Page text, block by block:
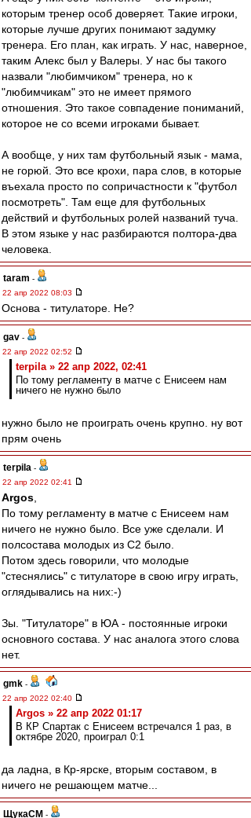
которым тренер особ доверяет. Такие игроки,
которые лучше других понимают задумку
тренера. Его план, как играть. У нас, наверное,
таким Алекс был у Валеры. У нас бы такого
назвали "любимчиком" тренера, но к
"любимчикам" это не имеет прямого
отношения. Это такое совпадение пониманий,
которое не со всеми игроками бывает.
А вообще, у них там футбольный язык - мама,
не горюй. Это все крохи, пара слов, в которые
въехала просто по сопричастности к "футбол
посмотреть". Там еще для футбольных
действий и футбольных ролей названий туча.
В этом языке у нас разбираются полтора-два
человека.
taram -
22 апр 2022 08:03
Основа - титулаторе. Не?
gav -
22 апр 2022 02:52
terpila » 22 апр 2022, 02:41
По тому регламенту в матче с Енисеем нам
ничего не нужно было
нужно было не проиграть очень крупно. ну вот
прям очень
terpila -
22 апр 2022 02:41
Argos
По тому регламенту в матче с Енисеем нам
ничего не нужно было. Все уже сделали. И
полсостава молодых из С2 было.
Потом здесь говорили, что молодые
"стеснялись" с титулаторе в свою игру играть,
оглядывались на них:-)
Зы. "Титулаторе" в ЮА - постоянные игроки
основного состава. У нас аналога этого слова
нет.
gmk -
22 апр 2022 02:40
Argos » 22 апр 2022 01:17
В КР Спартак с Енисеем встречался 1 раз, в
октябре 2020, проиграл 0:1
да ладна, в Кр-ярске, вторым составом, в
ничего не решающем матче...
ЩукаСМ -